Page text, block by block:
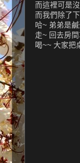
而這裡可是
而我們除了
哈~ 弟弟是
走~ 回去房
喝~~ 大家把